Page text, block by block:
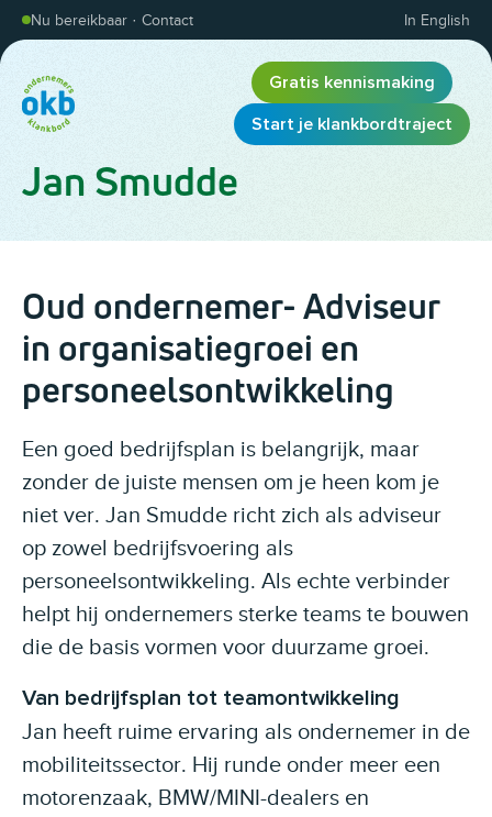
Overslaan en inhoud weergeven
Nu bereikbaar · Contact In English
Gratis kennismaking
Start je klankbordtraject
Jan Smudde
Oud ondernemer- Adviseur
in organisatiegroei en
personeelsontwikkeling
Een goed bedrijfsplan is belangrijk, maar
zonder de juiste mensen om je heen kom je
niet ver. Jan Smudde richt zich als adviseur
op zowel bedrijfsvoering als
personeelsontwikkeling. Als echte verbinder
helpt hij ondernemers sterke teams te bouwen
die de basis vormen voor duurzame groei.
Van bedrijfsplan tot teamontwikkeling
Jan heeft ruime ervaring als ondernemer in de
mobiliteitssector. Hij runde onder meer een
motorenzaak, BMW/MINI-dealers en